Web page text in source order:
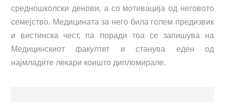
средношколски денови, а со мотивација од неговото
семејство. Медицината за него била голем предизвик
и вистинска чест, па поради тоа се запишува на
Медицинскиот факултет и станува еден од
најмладите лекари коишто дипломирале.